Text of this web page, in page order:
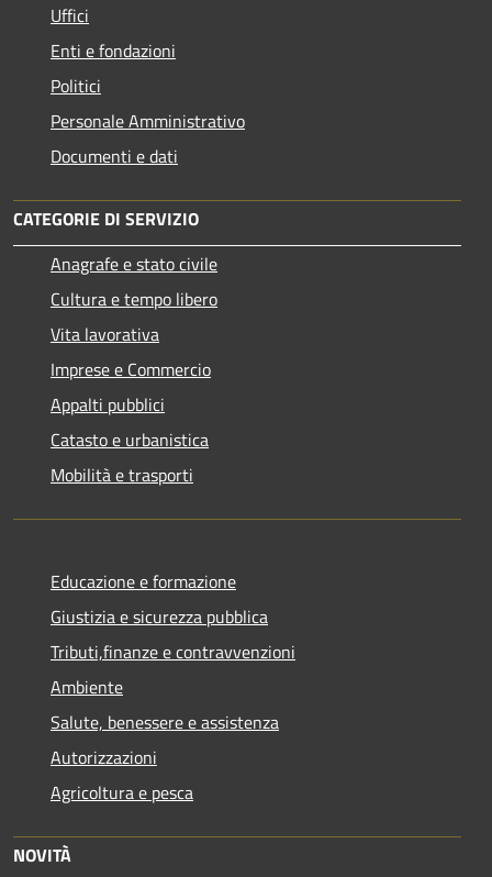
Uffici
Enti e fondazioni
Politici
Personale Amministrativo
Documenti e dati
CATEGORIE DI SERVIZIO
Anagrafe e stato civile
Cultura e tempo libero
Vita lavorativa
Imprese e Commercio
Appalti pubblici
Catasto e urbanistica
Mobilità e trasporti
Educazione e formazione
Giustizia e sicurezza pubblica
Tributi,finanze e contravvenzioni
Ambiente
Salute, benessere e assistenza
Autorizzazioni
Agricoltura e pesca
NOVITÀ